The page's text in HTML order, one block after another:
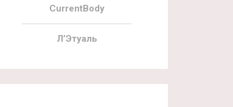
CurrentBody
Л’Этуаль